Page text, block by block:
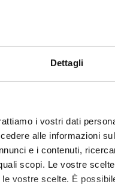
Dettagli
i vostri dati
alle informazioni
e i contenuti,
scopi. Le vostre
vostre scelte. È
delle lezioni